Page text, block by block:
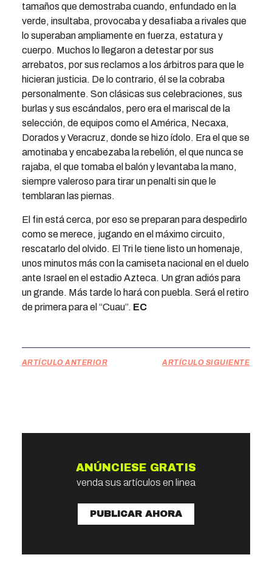
tamaños que demostraba cuando, enfundado en la
verde, insultaba, provocaba y desafiaba a rivales que
lo superaban ampliamente en fuerza, estatura y
cuerpo. Muchos lo llegaron a detestar por sus
arrebatos, por sus reclamos a los árbitros para que le
hicieran justicia. De lo contrario, él se la cobraba
personalmente. Son clásicas sus celebraciones, sus
burlas y sus escándalos, pero era el mariscal de la
selección, de equipos como el América, Necaxa,
Dorados y Veracruz, donde se hizo ídolo. Era el que se
amotinaba y encabezaba la rebelión, el que nunca se
rajaba, el que tomaba el balón y levantaba la mano,
siempre valeroso para tirar un penalti sin que le
temblaran las piernas.
El fin está cerca, por eso se preparan para despedirlo
como se merece, jugando en el máximo circuito,
rescatarlo del olvido. El Tri le tiene listo un homenaje,
unos minutos más con la camiseta nacional en el duelo
ante Israel en el estadio Azteca. Un gran adiós para
un grande. Más tarde lo hará con puebla. Será el retiro
de primera para el “Cuau”. EC
ARTÍCULO ANTERIOR ARTÍCULO SIGUIENTE
ANÚNCIESE GRATIS
venda sus artículos en linea
PUBLICAR AHORA